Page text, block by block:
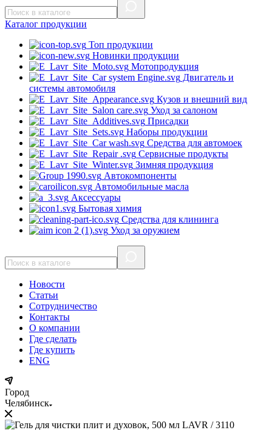
Каталог продукции
Топ продукции
Новинки продукции
Мотопродукция
Двигатель и
системы автомобиля
Кузов и внешний вид
Уход за салоном
Присадки
Наборы продукции
Средства для автомоек
Сервисные продукты
Зимняя продукция
Автокомпоненты
Автомобильные масла
Аксессуары
Бытовая химия
Средства для клининга
Уход за оружием
Новости
Статьи
Сотрудничество
Контакты
О компании
Где сделать
Где купить
ENG
Город
Челябинск